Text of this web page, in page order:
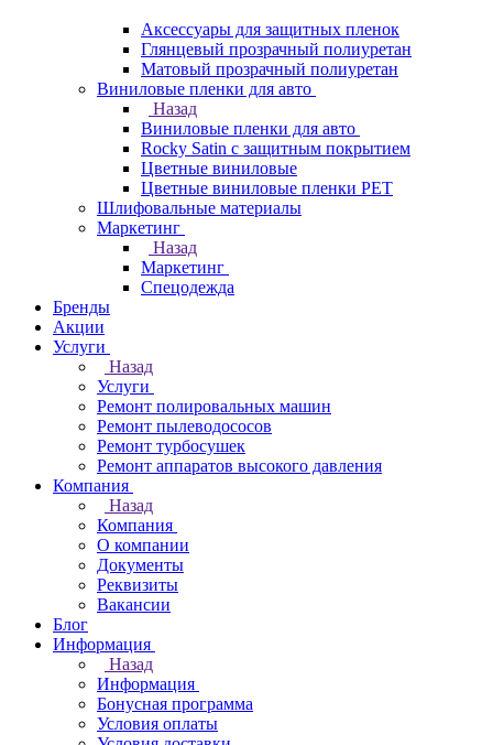
Аксессуары для защитных пленок
Глянцевый прозрачный полиуретан
Матовый прозрачный полиуретан
Виниловые пленки для авто
Назад
Виниловые пленки для авто
Rocky Satin с защитным покрытием
Цветные виниловые
Цветные виниловые пленки PET
Шлифовальные материалы
Маркетинг
Назад
Маркетинг
Спецодежда
Бренды
Акции
Услуги
Назад
Услуги
Ремонт полировальных машин
Ремонт пылеводососов
Ремонт турбосушек
Ремонт аппаратов высокого давления
Компания
Назад
Компания
О компании
Документы
Реквизиты
Вакансии
Блог
Информация
Назад
Информация
Бонусная программа
Условия оплаты